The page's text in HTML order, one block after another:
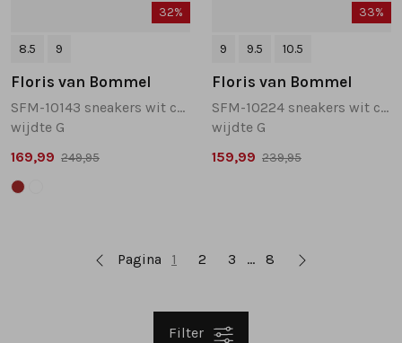
32%
8.5 9
Floris van Bommel
SFM-10143 sneakers wit combinatie
wijdte G
169,99 249,95
33%
9 9.5 10.5
Floris van Bommel
SFM-10224 sneakers wit combinatie
wijdte G
159,99 239,95
Pagina 1 2 3 8
Filter